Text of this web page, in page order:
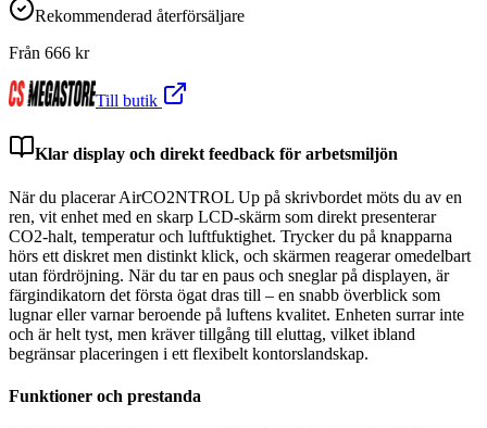
Rekommenderad återförsäljare
Från 666 kr
Till butik
Klar display och direkt feedback för arbetsmiljön
När du placerar AirCO2NTROL Up på skrivbordet möts du av en
ren, vit enhet med en skarp LCD-skärm som direkt presenterar
CO2-halt, temperatur och luftfuktighet. Trycker du på knapparna
hörs ett diskret men distinkt klick, och skärmen reagerar omedelbart
utan fördröjning. När du tar en paus och sneglar på displayen, är
färgindikatorn det första ögat dras till – en snabb överblick som
lugnar eller varnar beroende på luftens kvalitet. Enheten surrar inte
och är helt tyst, men kräver tillgång till eluttag, vilket ibland
begränsar placeringen i ett flexibelt kontorslandskap.
Funktioner och prestanda